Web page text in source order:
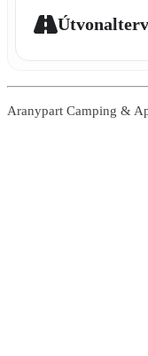
Aranypart Camping &